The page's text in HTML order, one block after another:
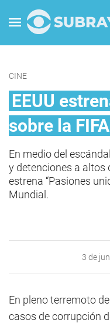
CINE
EEUU
sobre la FIFA
En medio del
y detenciones a altos
estrena “Pasiones
Mundial.
3 de
En pleno terremoto
casos de corrupción